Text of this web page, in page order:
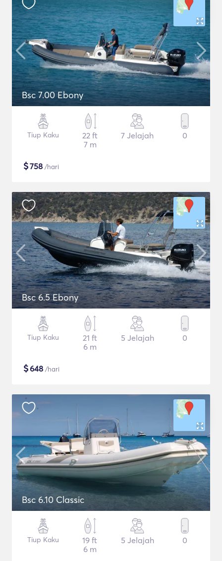
Bsc 7.00 Ebony
Tiup Kaku
22 ft
7 m
7 Jelajah 0
$758 /hari
Bsc 6.5 Ebony
Tiup Kaku
21 ft
6 m
5 Jelajah 0
$648 /hari
Bsc 6.10 Classic
Tiup Kaku
19 ft
6 m
5 Jelajah 0